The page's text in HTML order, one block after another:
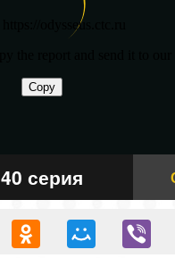
40 серия